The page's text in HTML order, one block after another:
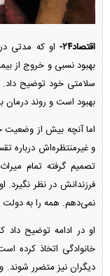
اقتصاد۲۴-
او که مدتی
بهبود نسبی و خروج از
سلامتی خود توضیح داد.
بهبود است و روند
اما آنچه بیش از وضعیت
و غیرمنتظره‌اش درباره
تصمیم گرفته تمام
فرزندانش در نظر
نمی‌دهم. همه را به
او در ادامه توضیح داد
خانوادگی اتخاذ کرده
دیگران نیز متضرر